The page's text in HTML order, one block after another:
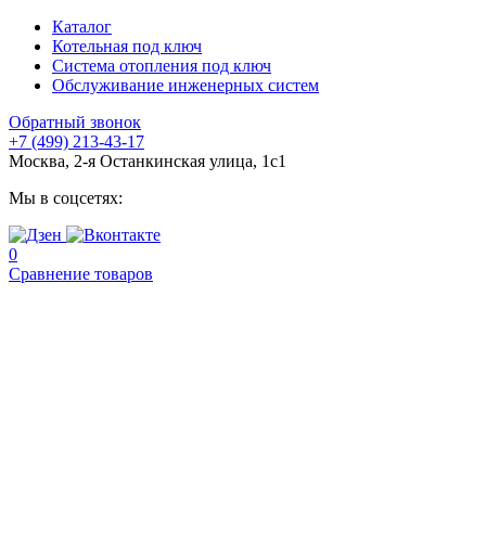
Каталог
Котельная под ключ
Система отопления под ключ
Обслуживание инженерных систем
Обратный звонок
+7 (499) 213-43-17
Москва, 2-я Останкинская улица, 1с1
Мы в соцсетях:
0
Сравнение товаров